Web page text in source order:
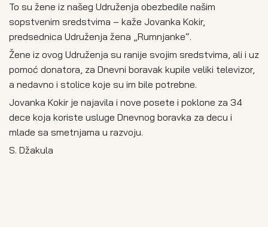
To su žene iz našeg Udruženja obezbedile našim
sopstvenim sredstvima – kaže Jovanka Kokir,
predsednica Udruženja žena „Rumnjanke“.
Žene iz ovog Udruženja su ranije svojim sredstvima, ali i uz
pomoć donatora, za Dnevni boravak kupile veliki televizor,
a nedavno i stolice koje su im bile potrebne.
Jovanka Kokir je najavila i nove posete i poklone za 34
dece koja koriste usluge Dnevnog boravka za decu i
mlade sa smetnjama u razvoju.
S. Džakula